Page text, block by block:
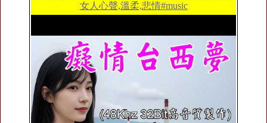
女人心聲,溫柔,悲情#music